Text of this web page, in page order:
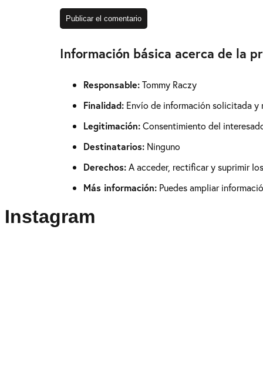
Información básica acerca de la
Responsable:Tommy Raczy
Finalidad: Envío de información solicitada y
Legitimación:Consentimiento del
Destinatarios: Ninguno
Derechos:A acceder, rectificar y suprimir
Más información: Puedes ampliar
Instagram